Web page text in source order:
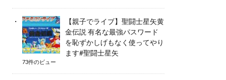
【親子でライブ】聖闘士星矢黄
金伝説 有名な最強パスワード
を恥ずかしげもなく使ってやり
ます#聖闘士星矢
73件のビュー